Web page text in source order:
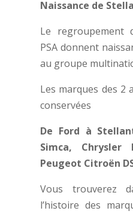
Naissance de
Le regroupement
PSA donnent
au groupe
Les marques des 2
conservées
De Ford à
Simca,
Peugeot Citroën
Vous trouverez
l’histoire des